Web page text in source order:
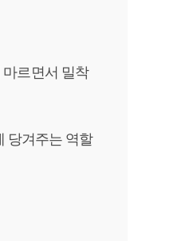
르면서 밀착
당겨주는 역할